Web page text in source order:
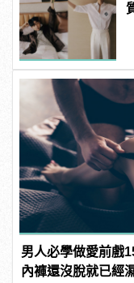
男人必學做愛前戲
內褲還沒脫就已經